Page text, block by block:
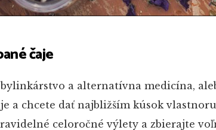
čaje
a alternatívna medicína,
a chcete dať najbližším kúsok
celoročné výlety a zbierajte